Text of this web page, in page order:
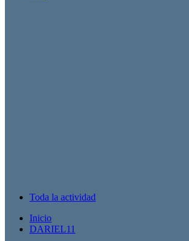
Toda la actividad
Inicio
DARIEL11